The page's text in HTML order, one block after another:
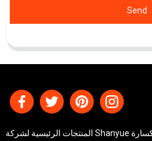
Send
المنتجات الرئيسية لشركة Shanyue هي الكسارة الفكية، الكسارة